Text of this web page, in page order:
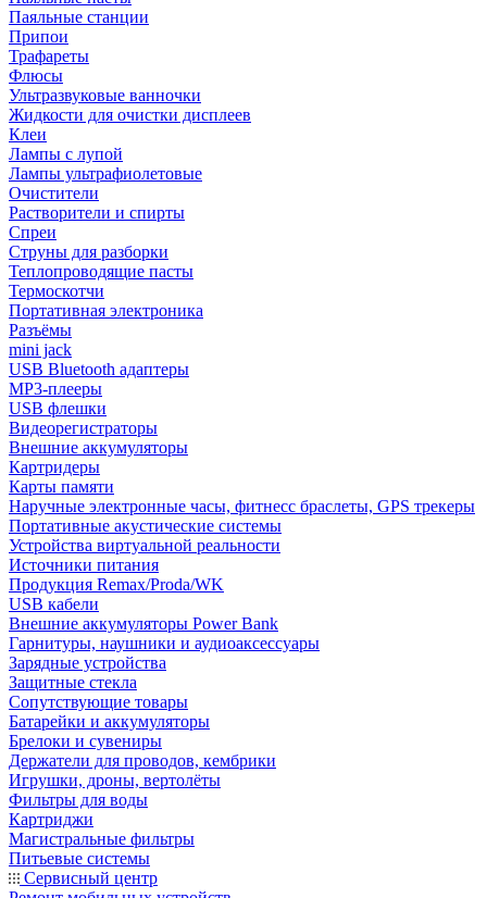
Паяльные станции
Припои
Трафареты
Флюсы
Ультразвуковые ванночки
Жидкости для очистки дисплеев
Клеи
Лампы с лупой
Лампы ультрафиолетовые
Очистители
Растворители и спирты
Спреи
Струны для разборки
Теплопроводящие пасты
Термоскотчи
Портативная электроника
Разъёмы
mini jack
USB Bluetooth адаптеры
MP3-плееры
USB флешки
Видеорегистраторы
Внешние аккумуляторы
Картридеры
Карты памяти
Наручные электронные часы, фитнесс браслеты, GPS трекеры
Портативные акустические системы
Устройства виртуальной реальности
Источники питания
Продукция Remax/Proda/WK
USB кабели
Внешние аккумуляторы Power Bank
Гарнитуры, наушники и аудиоаксессуары
Зарядные устройства
Защитные стекла
Сопутствующие товары
Батарейки и аккумуляторы
Брелоки и сувениры
Держатели для проводов, кембрики
Игрушки, дроны, вертолёты
Фильтры для воды
Картриджи
Магистральные фильтры
Питьевые системы
Сервисный центр